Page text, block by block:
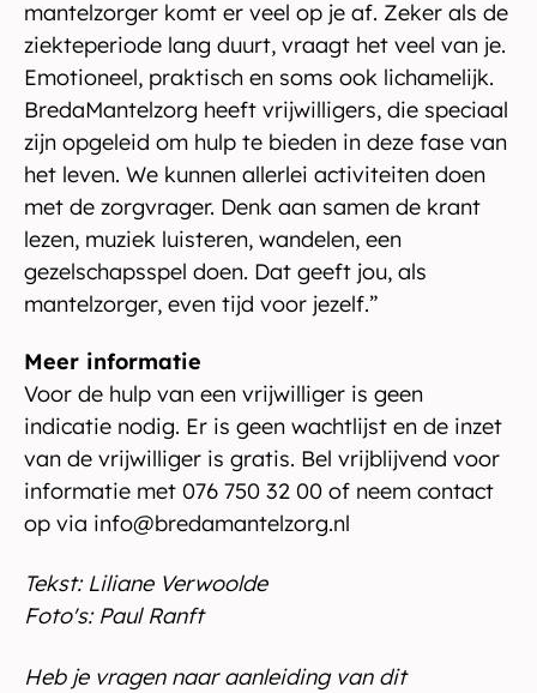
mantelzorger komt er veel op je af. Zeker als de
ziekteperiode lang duurt, vraagt het veel van je.
Emotioneel, praktisch en soms ook lichamelijk.
BredaMantelzorg heeft vrijwilligers, die speciaal
zijn opgeleid om hulp te bieden in deze fase van
het leven. We kunnen allerlei activiteiten doen
met de zorgvrager. Denk aan samen de krant
lezen, muziek luisteren, wandelen, een
gezelschapsspel doen. Dat geeft jou, als
mantelzorger, even tijd voor jezelf.”
Meer informatie
Voor de hulp van een vrijwilliger is geen
indicatie nodig. Er is geen wachtlijst en de inzet
van de vrijwilliger is gratis. Bel vrijblijvend voor
informatie met 076 750 32 00 of neem contact
op via info@bredamantelzorg.nl
Tekst: Liliane Verwoolde
​Foto's: Paul Ranft
Heb je vragen naar aanleiding van dit